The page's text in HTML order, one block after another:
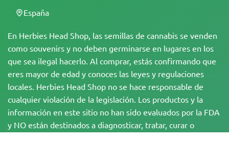
En Herbies Head Shop, las semillas de cannabis se venden
como souvenirs y no deben germinarse en lugares en los
que sea ilegal hacerlo. Al comprar, estás confirmando que
eres mayor de edad y conoces las leyes y regulaciones
locales. Herbies Head Shop no se hace responsable de
cualquier violación de la legislación. Los productos y la
información en este sitio no han sido evaluados por la FDA
y NO están destinados a diagnosticar, tratar, curar o
España